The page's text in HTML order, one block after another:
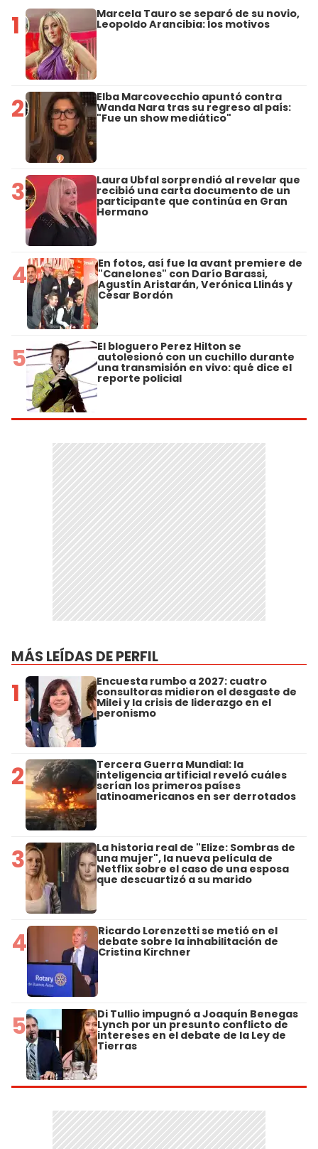
1 Marcela Tauro se separó de su novio,
Leopoldo Arancibia: los motivos
2 Elba Marcovecchio apuntó contra
Wanda Nara tras su regreso al país:
"Fue un show mediático"
3 Laura Ubfal sorprendió al revelar que
recibió una carta documento de un
participante que continúa en Gran
Hermano
4 En fotos, así fue la avant premiere de
"Canelones" con Darío Barassi,
Agustín Aristarán, Verónica Llinás y
César Bordón
5 El bloguero Perez Hilton se
autolesionó con un cuchillo durante
una transmisión en vivo: qué dice el
reporte policial
MÁS LEÍDAS DE PERFIL
1 Encuesta rumbo a 2027: cuatro
consultoras midieron el desgaste de
Milei y la crisis de liderazgo en el
peronismo
2 Tercera Guerra Mundial: la
inteligencia artificial reveló cuáles
serían los primeros países
latinoamericanos en ser derrotados
3 La historia real de "Elize: Sombras de
una mujer", la nueva película de
Netflix sobre el caso de una esposa
que descuartizó a su marido
4 Ricardo Lorenzetti se metió en el
debate sobre la inhabilitación de
Cristina Kirchner
5 Di Tullio impugnó a Joaquín Benegas
Lynch por un presunto conflicto de
intereses en el debate de la Ley de
Tierras